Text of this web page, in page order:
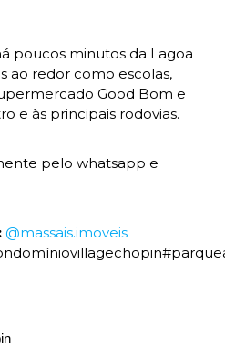
poucos minutos da Lagoa
ao redor como escolas,
Good Bom e
e às principais rodovias.
pelo whatsapp e
@massais.imoveis